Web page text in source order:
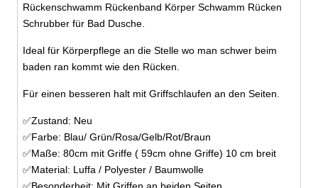
Rückenschwamm Rückenband Körper Schwamm Rücken
Schrubber für Bad Dusche.
Ideal für Körperpflege an die Stelle wo man schwer beim
baden ran kommt wie den Rücken.
Für einen besseren halt mit Griffschlaufen an den Seiten.
✅Zustand: Neu
✅Farbe: Blau/ Grün/Rosa/Gelb/Rot/Braun
✅Maße: 80cm mit Griffe ( 59cm ohne Griffe) 10 cm breit
✅Material: Luffa / Polyester / Baumwolle
✅Besonderheit: Mit Griffen an beiden Seiten